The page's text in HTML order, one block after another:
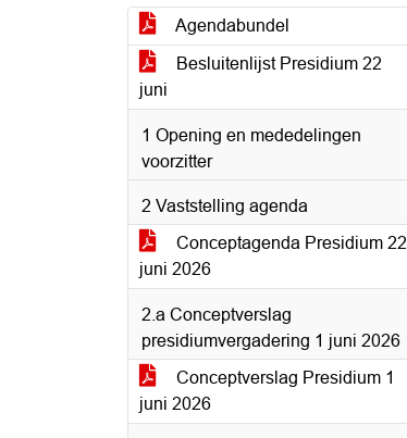
Agendabundel
Besluitenlijst Presidium 22
juni
1 Opening en mededelingen
voorzitter
2 Vaststelling agenda
Conceptagenda Presidium 22
juni 2026
2.a Conceptverslag
presidiumvergadering 1 juni 2026
Conceptverslag Presidium 1
juni 2026